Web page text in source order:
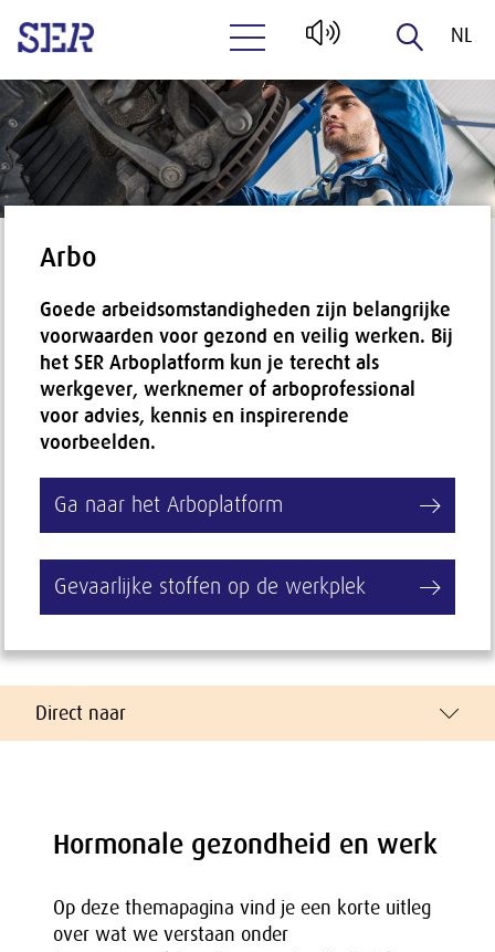
Naar hoofdinhoud
NL
Arbo
Goede arbeidsomstandigheden zijn belangrijke
voorwaarden voor gezond en veilig werken. Bij
het SER Arboplatform kun je terecht als
werkgever, werknemer of arboprofessional
voor advies, kennis en inspirerende
voorbeelden.
Ga naar het Arboplatform
Gevaarlijke stoffen op de werkplek
Direct naar
Hormonale gezondheid en werk
Op deze themapagina vind je een korte uitleg
over wat we verstaan onder